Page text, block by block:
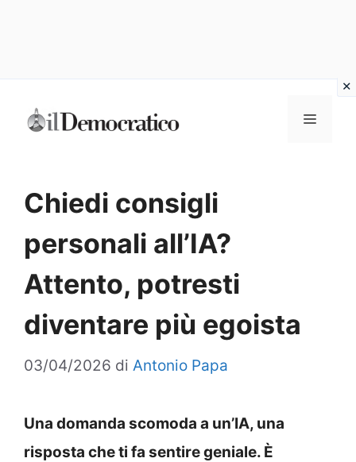
Menu
Chiedi consigli
personali all’IA?
Attento, potresti
diventare più egoista
03/04/2026 di Antonio Papa
Una domanda scomoda a un’IA, una
risposta che ti fa sentire geniale. È